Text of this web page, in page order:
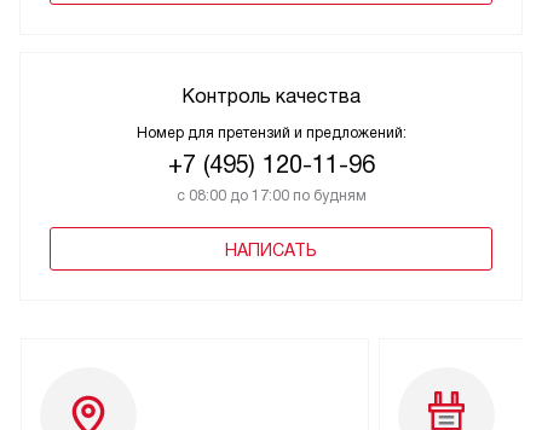
Контроль качества
Номер для претензий и предложений:
+7 (495) 120-11-96
с 08:00 до 17:00 по будням
НАПИСАТЬ